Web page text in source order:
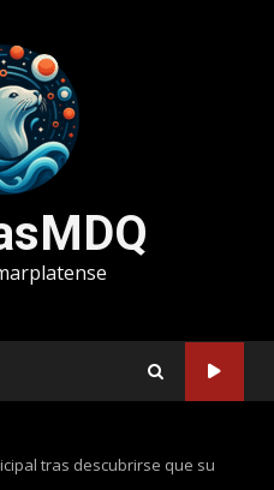
tras descubrirse que su